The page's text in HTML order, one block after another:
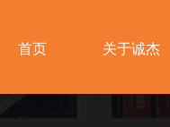
首页 关于诚杰